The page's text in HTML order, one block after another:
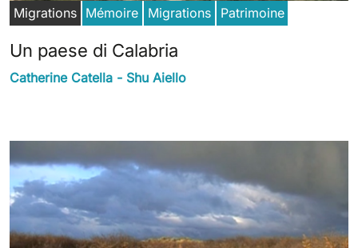
Migrations Mémoire Migrations Patrimoine
Un paese di Calabria
Catherine Catella - Shu Aiello